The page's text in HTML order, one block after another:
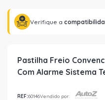
Verifique a
Pastilha Freio
Com Alarme Sistema
REF:60146Vendido por: